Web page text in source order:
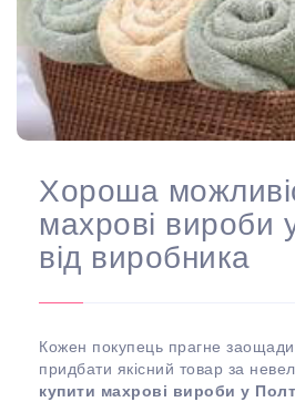
Хороша
махрові вироби
від виробника
Кожен покупець прагне
придбати якісний товар за
купити махрові вироби у